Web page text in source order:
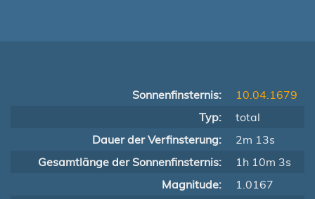
Sonnenfinsternis:
10.04.1679
Typ:
total
Dauer der Verfinsterung:
2m 13s
Gesamtlänge der Sonnenfinsternis:
1h 10m 3s
Magnitude:
1.0167